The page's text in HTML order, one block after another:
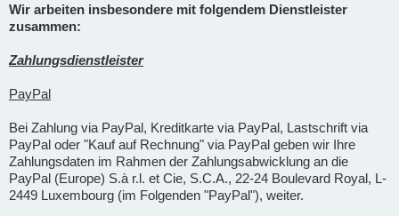
Wir arbeiten insbesondere mit folgendem Dienstleister
zusammen:
Zahlungsdienstleister
PayPal
Bei Zahlung via PayPal, Kreditkarte via PayPal, Lastschrift via
PayPal oder "Kauf auf Rechnung" via PayPal geben wir Ihre
Zahlungsdaten im Rahmen der Zahlungsabwicklung an die
PayPal (Europe) S.à r.l. et Cie, S.C.A., 22-24 Boulevard Royal, L-
2449 Luxembourg (im Folgenden "PayPal"), weiter.